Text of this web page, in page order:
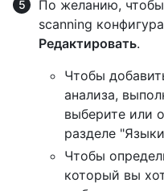
По желанию,
scanning
Редактировать.
Чтобы
анализа,
выберите или
разделе
Чтобы
который вы